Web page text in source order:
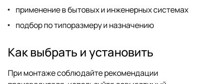
применение в бытовых и инженерных системах
подбор по типоразмеру и назначению
Как выбрать и установить
При монтаже соблюдайте рекомендации